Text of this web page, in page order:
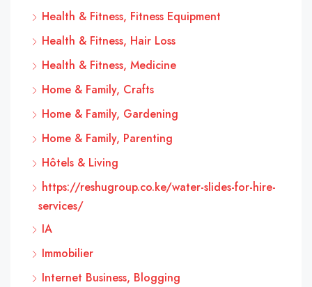
Health & Fitness, Fitness Equipment
Health & Fitness, Hair Loss
Health & Fitness, Medicine
Home & Family, Crafts
Home & Family, Gardening
Home & Family, Parenting
Hôtels & Living
https://reshugroup.co.ke/water-slides-for-hire-
services/
IA
Immobilier
Internet Business, Blogging